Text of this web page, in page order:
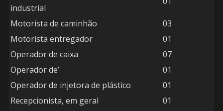
industrial
Motorista de caminhão
03
Motorista entregador
01
Operador de caixa
07
Operador de’
01
Operador de injetora de plástico
01
Recepcionista, em geral
01